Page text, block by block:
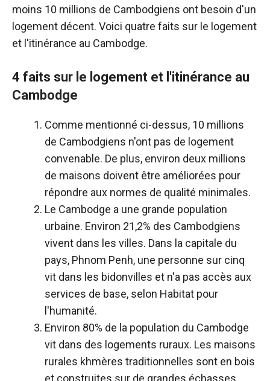
moins 10 millions de Cambodgiens ont besoin d'un
logement décent. Voici quatre faits sur le logement
et l'itinérance au Cambodge.
4 faits sur le logement et l'itinérance au
Cambodge
Comme mentionné ci-dessus, 10 millions
de Cambodgiens n'ont pas de logement
convenable. De plus, environ deux millions
de maisons doivent être améliorées pour
répondre aux normes de qualité minimales.
Le Cambodge a une grande population
urbaine. Environ 21,2% des Cambodgiens
vivent dans les villes. Dans la capitale du
pays, Phnom Penh, une personne sur cinq
vit dans les bidonvilles et n'a pas accès aux
services de base, selon Habitat pour
l'humanité.
Environ 80% de la population du Cambodge
vit dans des logements ruraux. Les maisons
rurales khmères traditionnelles sont en bois
et construites sur de grandes échasses